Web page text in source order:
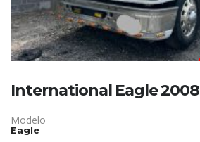
International Eagle 2008
Modelo
Eagle